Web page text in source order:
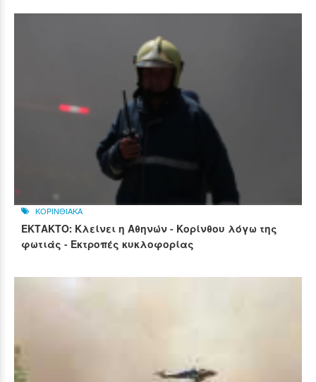
ΚΟΡΙΝΘΙΑΚΑ
ΕΚΤΑΚΤΟ: Κλείνει η Αθηνών - Κορίνθου λόγω της
φωτιάς - Εκτροπές κυκλοφορίας